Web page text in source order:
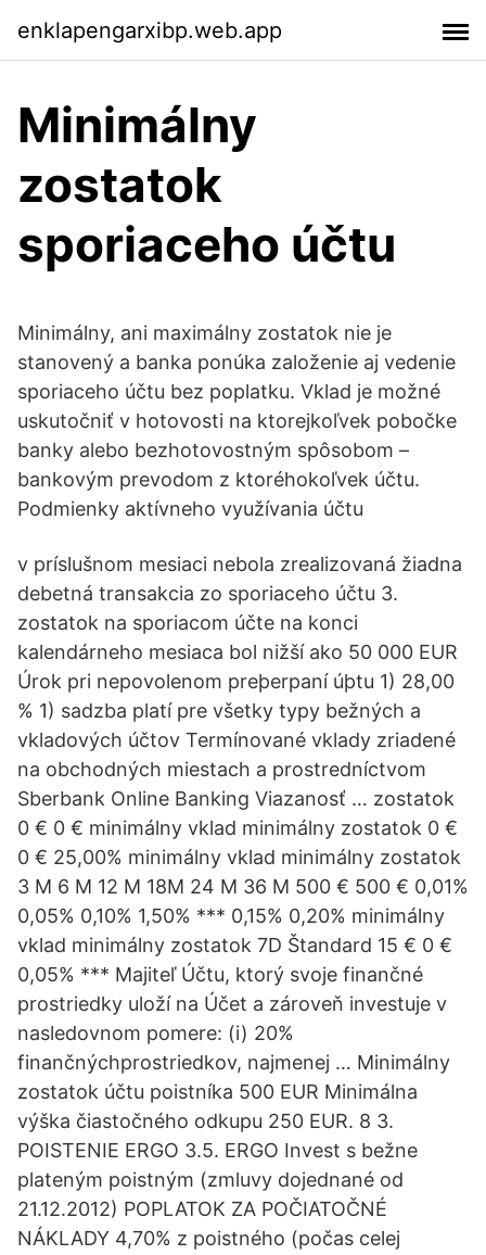
enklapengarxibp.web.app
Minimálny
zostatok
sporiaceho účtu
Minimálny, ani maximálny zostatok nie je
stanovený a banka ponúka založenie aj vedenie
sporiaceho účtu bez poplatku. Vklad je možné
uskutočniť v hotovosti na ktorejkoľvek pobočke
banky alebo bezhotovostným spôsobom –
bankovým prevodom z ktoréhokoľvek účtu.
Podmienky aktívneho využívania účtu
v príslušnom mesiaci nebola zrealizovaná žiadna
debetná transakcia zo sporiaceho účtu 3.
zostatok na sporiacom účte na konci
kalendárneho mesiaca bol nižší ako 50 000 EUR
Úrok pri nepovolenom preþerpaní úþtu 1) 28,00
% 1) sadzba platí pre všetky typy bežných a
vkladových účtov Termínované vklady zriadené
na obchodných miestach a prostredníctvom
Sberbank Online Banking Viazanosť … zostatok
0 € 0 € minimálny vklad minimálny zostatok 0 €
0 € 25,00% minimálny vklad minimálny zostatok
3 M 6 M 12 M 18M 24 M 36 M 500 € 500 € 0,01%
0,05% 0,10% 1,50% *** 0,15% 0,20% minimálny
vklad minimálny zostatok 7D Štandard 15 € 0 €
0,05% *** Majiteľ Účtu, ktorý svoje finančné
prostriedky uloží na Účet a zároveň investuje v
nasledovnom pomere: (i) 20%
finančnýchprostriedkov, najmenej … Minimálny
zostatok účtu poistníka 500 EUR Minimálna
výška čiastočného odkupu 250 EUR. 8 3.
POISTENIE ERGO 3.5. ERGO Invest s bežne
plateným poistným (zmluvy dojednané od
21.12.2012) POPLATOK ZA POČIATOČNÉ
NÁKLADY 4,70% z poistného (počas celej